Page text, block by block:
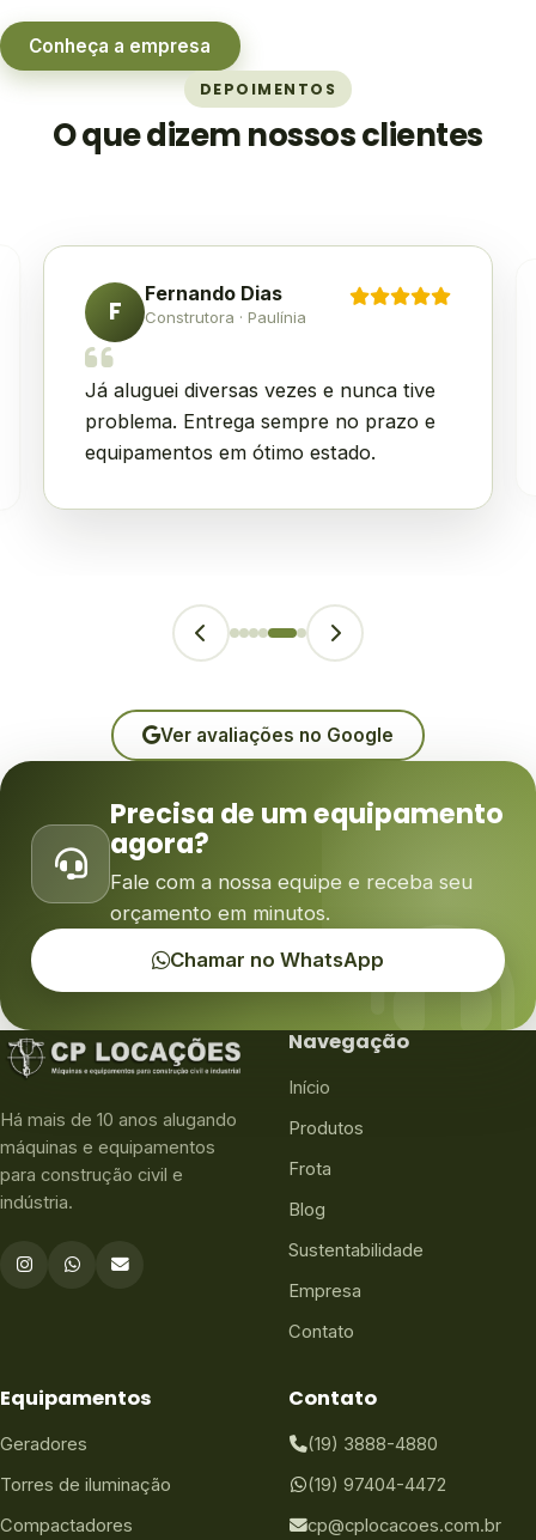
Conheça a empresa
DEPOIMENTOS
O que dizem nossos clientes
F
Fernando Dias
Construtora · Paulínia
Já aluguei diversas vezes e nunca tive
problema. Entrega sempre no prazo e
equipamentos em ótimo estado.
Ver avaliações no Google
Precisa de um equipamento
agora?
Fale com a nossa equipe e receba seu
orçamento em minutos.
Chamar no WhatsApp
Há mais de 10 anos alugando
máquinas e equipamentos
para construção civil e
indústria.
Navegação
Início
Produtos
Frota
Blog
Sustentabilidade
Empresa
Contato
Equipamentos
Geradores
Torres de iluminação
Compactadores
Contato
(19) 3888-4880
(19) 97404-4472
cp@cplocacoes.com.br